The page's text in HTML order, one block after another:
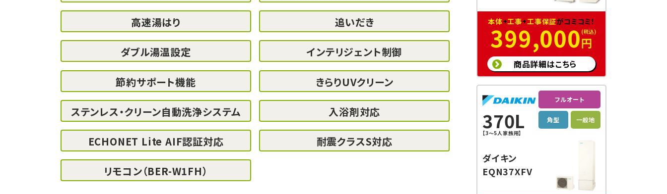
高速湯はり 追いだき
ダブル湯温設定 インテリジェント制御
節約サポート機能 きらりUVクリーン
ステンレス・クリーン自動洗浄システム 入浴剤対応
ECHONET Lite AIF認証対応 耐震クラスS対応
リモコン（BER-W1FH）
本体+工事+工事保証がコミコミ！
399,000円
商品詳細はこちら
370L
【3〜5人家族用】
フルオート
角型 一般地
ダイキン
EQN37XFV